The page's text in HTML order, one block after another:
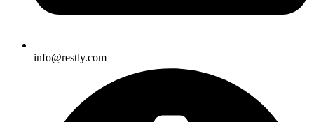
info@restly.com